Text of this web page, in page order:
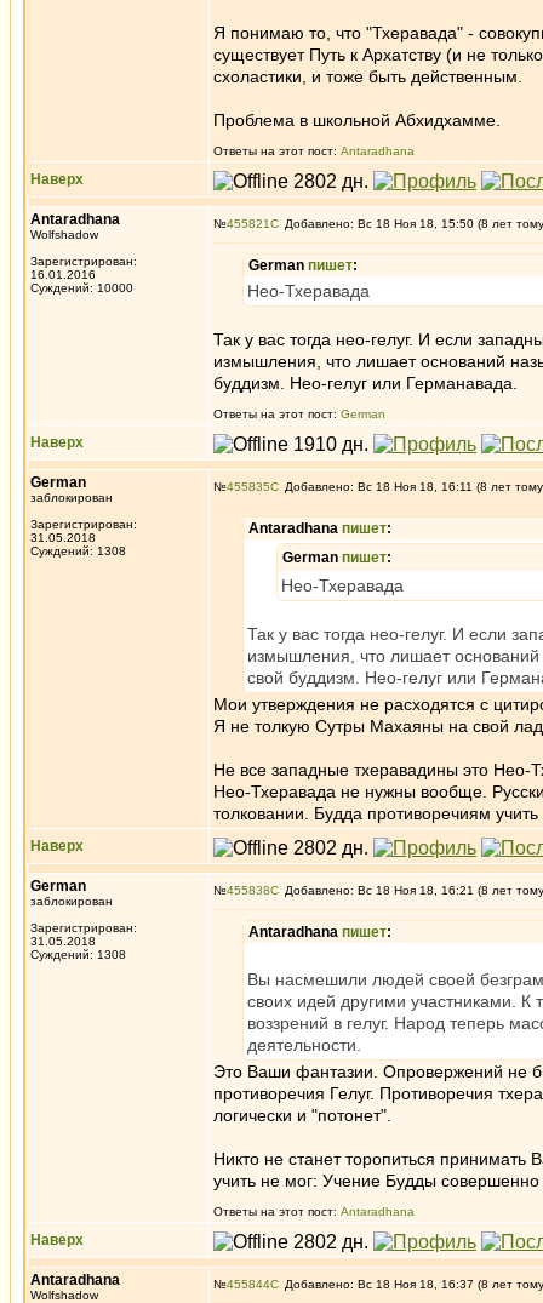
Я понимаю то, что "Тхеравада" -
существует Путь к Архатству (и не
схоластики, и тоже быть действенным.
Проблема в школьной Абхидхамме.
Ответы на этот пост: Antaradhana
Наверх
Antaradhana
Wolfshadow
Зарегистрирован:
16.01.2016
Суждений: 10000
№455821 Добавлено: Вс 18 Ноя 18, 15:50 (8 лет
German пишет:
Нео-Тхеравада
Так у вас тогда нео-гелуг. И если
измышления, что лишает оснований
буддизм. Нео-гелуг или Германавада.
Ответы на этот пост: German
Наверх
German
заблокирован
Зарегистрирован:
31.05.2018
Суждений: 1308
№455835 Добавлено: Вс 18 Ноя 18, 16:11 (8 лет
Antaradhana пишет:
German пишет:
Нео-Тхеравада
Так у вас тогда нео-гелуг. И если
измышления, что лишает оснований
свой буддизм. Нео-гелуг или
Мои утверждения не расходятся с
Я не толкую Сутры Махаяны на свой
Не все западные тхеравадины это Нео-
Нео-Тхеравада не нужны вообще.
толковании. Будда противоречиям учить
Наверх
German
заблокирован
Зарегистрирован:
31.05.2018
Суждений: 1308
№455838 Добавлено: Вс 18 Ноя 18, 16:21 (8 лет
Antaradhana пишет:
Вы насмешили людей своей
своих идей другими участниками.
воззрений в гелуг. Народ теперь
деятельности.
Это Ваши фантазии. Опровержений не
противоречия Гелуг. Противоречия
логически и "потонет".
Никто не станет торопиться
учить не мог: Учение Будды
Ответы на этот пост: Antaradhana
Наверх
Antaradhana
Wolfshadow
№455844 Добавлено: Вс 18 Ноя 18, 16:37 (8 лет